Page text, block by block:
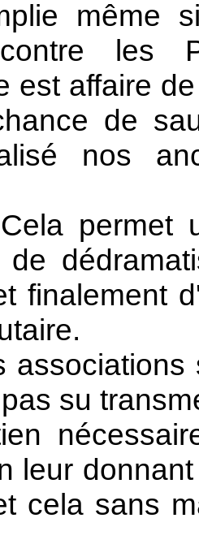
les
est affaire
de
nos
une
de
finalement
su
leur
cela sans